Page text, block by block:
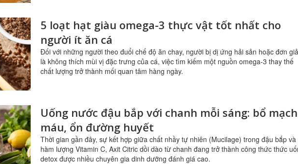
5 loạt hạt giàu omega-3 thực vật tốt nhất cho
người ít ăn cá
Đối với những người theo đuổi chế độ ăn chay, người bị dị ứng hải sản hoặc đơn
là không thích mùi vị đặc trưng của cá, việc tìm kiếm một nguồn omega-3 thay thế
chất lượng trở thành mối quan tâm hàng ngày.
Uống nước đậu bắp với chanh mỗi sáng: bổ mạch
máu, ổn đường huyết
Thời gian gần đây, sự kết hợp giữa chất nhầy tự nhiên (Mucilage) trong đậu bắp và
hàm lượng Vitamin C, Axit Citric dồi dào từ chanh đang trở thành công thức thức
detox được nhiều chuyên gia dinh dưỡng đánh giá cao.